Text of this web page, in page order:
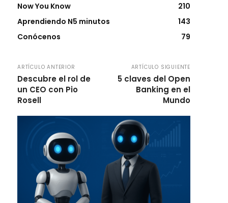
Now You Know
210
Aprendiendo N5 minutos
143
Conócenos
79
ARTÍCULO ANTERIOR
Descubre el rol de
un CEO con Pio
Rosell
ARTÍCULO SIGUIENTE
5 claves del Open
Banking en el
Mundo